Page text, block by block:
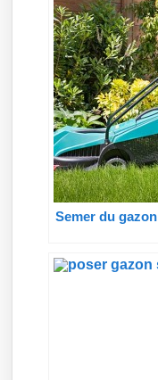
Semer du gazon